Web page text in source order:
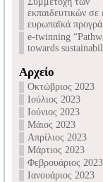
εκπαιδευτικών σε
ευρωπαϊκά
e-twinning
towards
Αρχείο
Οκτώβριος 2023
Ιούλιος 2023
Ιούνιος 2023
Μάιος 2023
Απρίλιος 2023
Μάρτιος 2023
Φεβρουάριος 2023
Ιανουάριος 2023